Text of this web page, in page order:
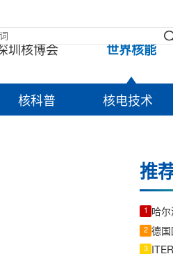
圳核博会 世界核能
核科普 核电技术
推
1 哈
2
3